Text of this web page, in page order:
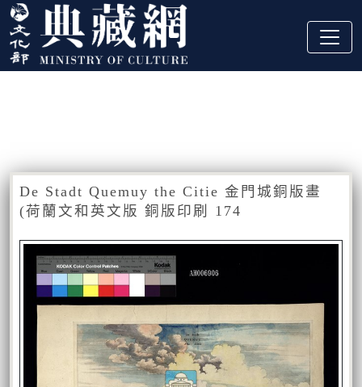
跳到主要內容
:::
De Stadt Quemuy the Citie 金門城銅版畫
(荷蘭文和英文版 銅版印刷 174